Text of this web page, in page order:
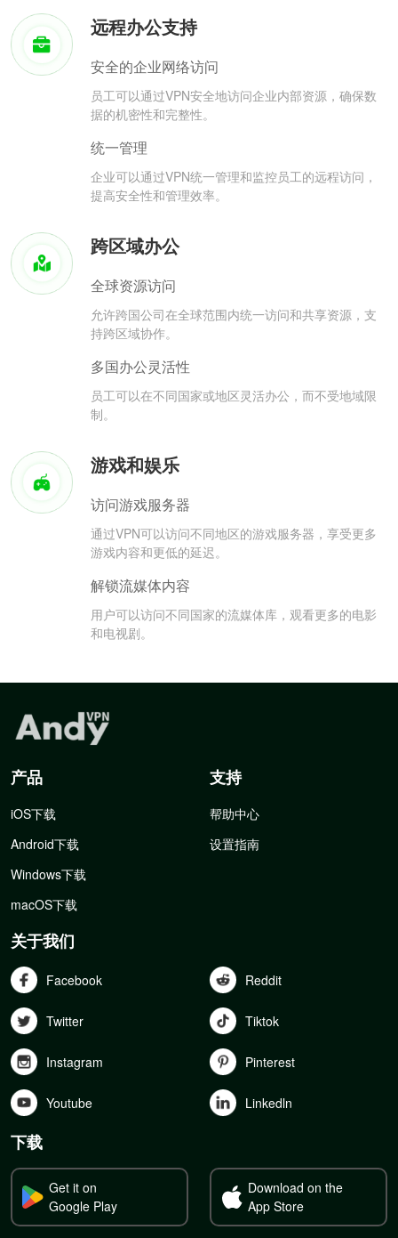
远程办公支持
安全的企业网络访问
员工可以通过VPN安全地访问企业内部资源，确保数
据的机密性和完整性。
统一管理
企业可以通过VPN统一管理和监控员工的远程访问，
提高安全性和管理效率。
跨区域办公
全球资源访问
允许跨国公司在全球范围内统一访问和共享资源，支
持跨区域协作。
多国办公灵活性
员工可以在不同国家或地区灵活办公，而不受地域限
制。
游戏和娱乐
访问游戏服务器
通过VPN可以访问不同地区的游戏服务器，享受更多
游戏内容和更低的延迟。
解锁流媒体内容
用户可以访问不同国家的流媒体库，观看更多的电影
和电视剧。
产品
iOS下载
Android下载
Windows下载
macOS下载
支持
帮助中心
设置指南
关于我们
Facebook Reddit
Twitter Tiktok
Instagram Pinterest
Youtube Linkedln
下载
Get it on
Google Play
Download on the
App Store